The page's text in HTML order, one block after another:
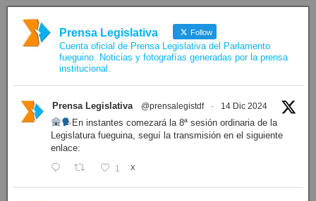
Prensa Legislativa Follow
Cuenta oficial de Prensa Legislativa del Parlamento
fueguino. Noticias y fotografías generadas por la prensa
institucional.
Prensa Legislativa @prensalegistdf · 14 Dic 2024
En instantes comezará la 8ª sesión ordinaria de la
Legislatura fueguina, seguí la transmisión en el siguiente
enlace:
1 X